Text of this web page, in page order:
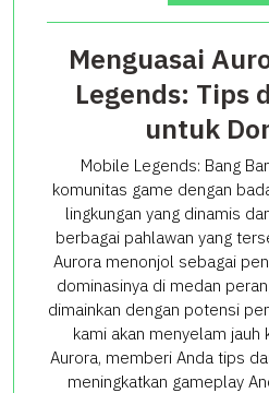
Menguasai
Legends: Tips
untuk
Mobile Legends: Bang
komunitas game dengan
lingkungan yang dinamis
berbagai pahlawan yang
Aurora menonjol sebagai
dominasinya di medan
dimainkan dengan potensi
kami akan menyelam jauh
Aurora, memberi Anda tips
meningkatkan gameplay